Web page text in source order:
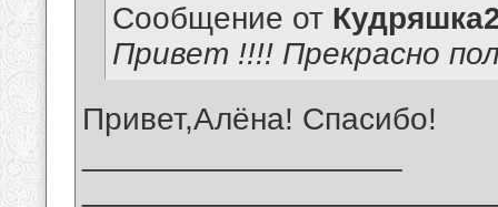
Сообщение от
Привет !!!! Прекрасно
Привет,Алёна! Спасибо!